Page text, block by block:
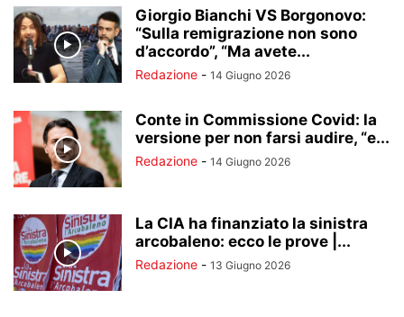
Giorgio Bianchi VS Borgonovo:
“Sulla remigrazione non sono
d’accordo”, “Ma avete...
Redazione - 14 Giugno 2026
Conte in Commissione Covid: la
versione per non farsi audire, “e...
Redazione - 14 Giugno 2026
La CIA ha finanziato la sinistra
arcobaleno: ecco le prove |...
Redazione - 13 Giugno 2026